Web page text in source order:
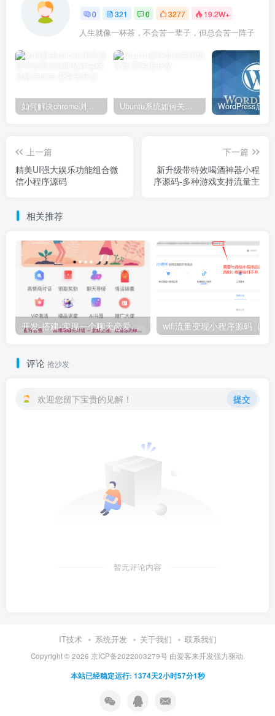
0 321 0 3277 19.2W+
人生就像一杯茶，不会苦一辈子，但总会苦一阵子
如何解决chrome浏览器显示您要访问的是诈骗网站解决办法 Ubuntu系统如何关闭防火墙
上一篇
精美UI强大娱乐功能组合微
信小程序源码
下一篇
新升级带特效喝酒神器小程
序源码-多种游戏支持流量主
相关推荐
开发-搭建-实现一个聊天恋爱赚钱小程序
评论 抢沙发
欢迎您留下宝贵的见解！ 提交
暂无评论内容
IT技术 系统开发 关于我们 联系我们
Copyright ©2026 京ICP备2022003279号由爱客来开发强力驱动.
本站已经稳定运行: 1374天2小时57分2秒